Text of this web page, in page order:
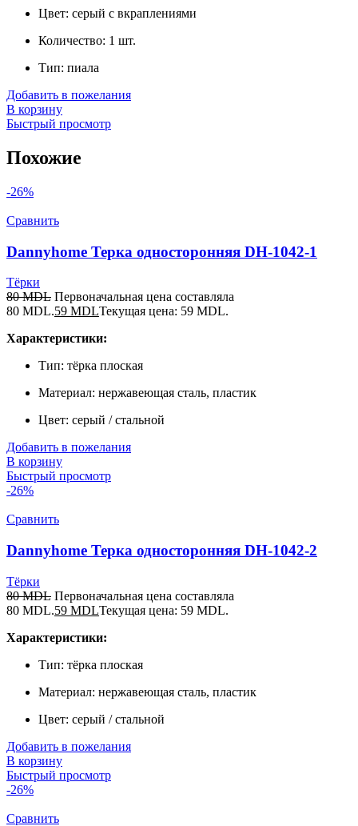
Цвет: серый с вкраплениями
Количество: 1 шт.
Тип: пиала
Добавить в пожелания
В корзину
Быстрый просмотр
Похожие
-26%
Сравнить
Dannyhome Терка односторонняя DH-1042-1
Тёрки
80MDL Первоначальная цена составляла
80 MDL.59 MDLТекущая цена: 59 MDL.
Характеристики:
Тип: тёрка плоская
Материал: нержавеющая сталь, пластик
Цвет: серый / стальной
Добавить в пожелания
В корзину
Быстрый просмотр
-26%
Сравнить
Dannyhome Терка односторонняя DH-1042-2
Тёрки
80MDL Первоначальная цена составляла
80 MDL.59 MDLТекущая цена: 59 MDL.
Характеристики:
Тип: тёрка плоская
Материал: нержавеющая сталь, пластик
Цвет: серый / стальной
Добавить в пожелания
В корзину
Быстрый просмотр
-26%
Сравнить